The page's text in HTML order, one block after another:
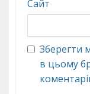
Сайт
Зберегти
в цьому